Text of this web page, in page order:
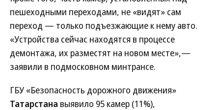
пешеходными переходами, не «видят» сам
переход — только подъезжающие к нему авто.
«Устройства сейчас находятся в процессе
демонтажа, их разместят на новом месте»,—
заявили в подмосковном минтрансе.
ГБУ «Безопасность дорожного движения»
Татарстана выявило 95 камер (11%),